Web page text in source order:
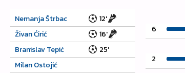
Nemanja Štrbac
12'
Živan Ćirić
16'
Branislav Tepić
25'
Milan Ostojić
6
2